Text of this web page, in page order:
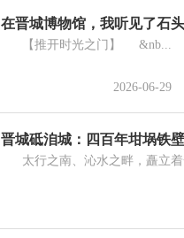
在晋城博物馆，我听见了石
【推开时光之门】 &nb...
2026-06-29
晋城砥洎城：四百年坩埚铁
太行之南、沁水之畔，矗立着